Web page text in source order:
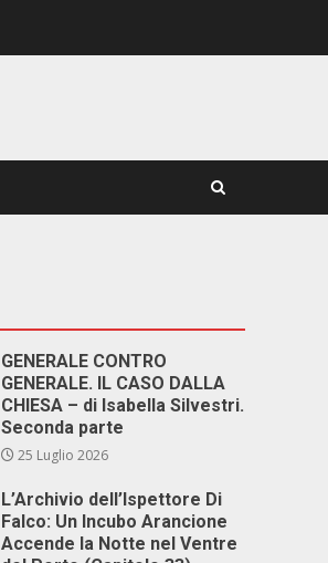
GENERALE CONTRO
GENERALE. IL CASO DALLA
CHIESA – di Isabella Silvestri.
Seconda parte
25 Luglio 2026
L’Archivio dell’Ispettore Di
Falco: Un Incubo Arancione
Accende la Notte nel Ventre